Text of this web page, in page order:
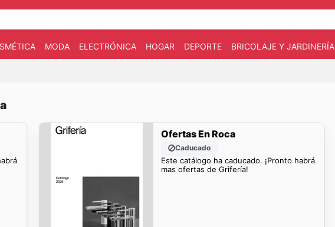
MODA ELECTRÓNICA HOGAR DEPORTE BRICOLAJE Y JARDINERÍA
Ofertas En Roca
Caducado
Este catálogo ha caducado. ¡Pronto habrá
mas ofertas de Grifería!